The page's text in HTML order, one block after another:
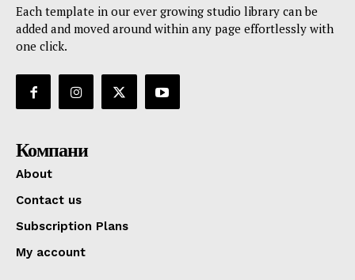
Each template in our ever growing studio library can be
added and moved around within any page effortlessly with
one click.
Компани
About
Contact us
Subscription Plans
My account